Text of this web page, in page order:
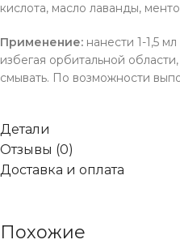
кислота, масло лаванды,
Применение: нанести 1-1,5
избегая орбитальной
смывать. По возможности
Детали
Отзывы (0)
Доставка и оплата
Похожие